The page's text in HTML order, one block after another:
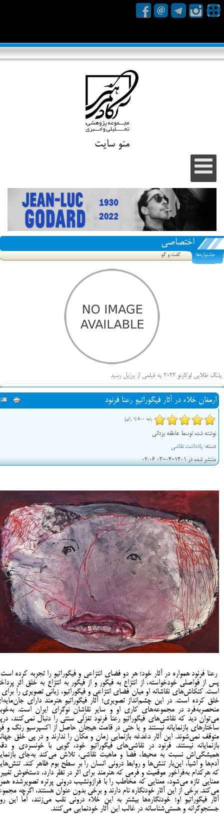
منو سایت
اختصاصی
جشنواره‌ها گفت و گو
پلنگ طلایی لوکارنو ۲۰۲۲ به فیلمی از برزیل رسید
فهرست فیلم‌های بخش مسابقه جشنواره فیلم ونیز ۲۰۲۲ مشخص شد، سهم پررنگ ایرانی‌ها
بیرون راندن فیلم‌های منتسب به حامیان کرملین از جشنواره کن، راه برای مستقل‌ها باز است
ارمغان خلاء در آثار فیگوراتیو رعنا فرنود
رتبه 5.00 (1 رای)
نوشته شده توسط عاطفه یزدانی
دسته: یادداشت نقاشی
منتشر شده در 1401-04-03 02:06
رعنا فرنود همواره در آثار خود؛ هر دو فضای انتزاعی و فیگوراتیو را تجربه کرده
پس از فواصلی خودخواسته، از انتزاع به فیگور و از فیگور به انتزاع به خلق اثر
است. کنکاش‌های نقاشانه او میان فضای انتزاعی و فیگوراتیو، زبانی تصویری را برای
خلق کرده است. در این چشم‌انداز تصویری؛ آثار فیگوراتیو هنرمند دارای
منحصربه‌فرد در مجموعه‌های کاری او و سایر نقاشان نوگرای ایران است.
می‌توان دید که نقاشی‌های فیگوراتیو رعنا فرنود تغزّلی سنتی را دنبال نمی‌کنند،
ساختارهای بازنمایانه نیستند و یا حتی در قامت هیجان حاصل از اکسپرسیو رنگ و
متوقف نمی‌شوند. این آثار دغدغه بازنمایی زمان و مکان را ندارند و در پی خلق
بازنمایانه نیستند. فرنود در نقاشی‌های فیگوراتیو خود، گویی با خونسردی و
همیشگی‌اش نسبت به محیط، فضا و ماهیت نقاشی، تلاش می‌کند به‌جای
آدم‌ها و اشیا، این‌بار تنش‌ها و روابط درونی انسان را بر سطح بوم ظاهر کند.
که هرکدام به‌فراخور موقعیت و فرمی که هنرمند برای اثر در نظر دارد، دستخوش
معنایی تازه می‌شود، معنایی که مخاطب را با فرازونشیب درونی پرتره تصویرشده
می‌کند. برخی از این آثار خودنگاره نام دارند و برخی بدون عنوان هستند، اگرچه
آثار فیگوراتیو او؛ خودنگاره‌ها بیشتر به این خلاء درونی نقب می‌زنند، امّا این
جستجوگرانه و هستی‌شناسانه در غالب این آثار خودنمایی می‌کنند.